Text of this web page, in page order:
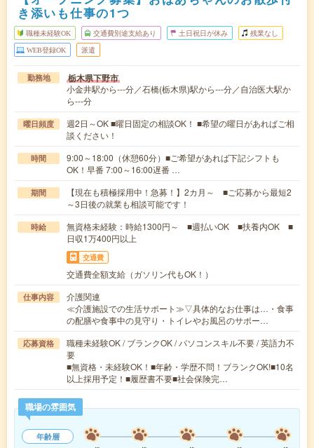
き添いも仕事の1つ
職種未経験OK 交通費別途支給あり 土日祝日が休み 残業なし
WEB登録OK 派遣
勤務地 栃木県下野市
小金井駅から---分／石橋(栃木県)駅から---分／自治医大駅か
ら---分
曜日頻度
週2日～OK ■曜日固定の相談OK！ ■希望の曜日があればご相
談ください！
時間
9:00～18:00（休憩60分）■ご希望があれば下記シフトも
OK！早番 7:00～16:00遅番 …
期間
【現在も積極採用中！急募！】2カ月～ ■ご応募から最短2
～3日後の就業も相談可能です！
時給
無資格未経験：時給1300円～ ■週払いOK ■扶養内OK ■
日収1万400円以上
交通費
交通費全額支給（ガソリン代もOK！）
仕事内容
介護関連
≪介護施設での生活サポート≫▽具体的なお仕事は…・食事
の配膳や食事中の見守り・トイレやお風呂のサポー…
応募資格
職種未経験OK / ブランクOK / パソコンスキル不要 / 英語力不
要
■無資格・未経験OK！■年齢・学歴不問！ブランクOK!■10名
以上採用予定！■履歴書不要■社会保険完…
職場の雰囲気
年齢層